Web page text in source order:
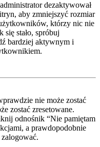
dezaktywował
aby zmniejszyć rozmiar
którzy nic nie
się stało, spróbuj
bardziej aktywnym i
nie może zostać
zostać zresetowane.
odnośnik “Nie pamiętam
a prawdopodobnie